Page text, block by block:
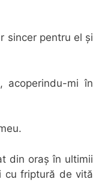
sincer pentru el și
acoperindu-mi în
din oraș în ultimii
cu friptură de vită